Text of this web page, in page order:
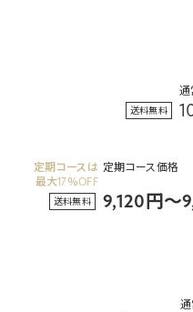
通
送料無料
定期コースは
最大17％OFF
定期コース価格
送料無料 9,120円～